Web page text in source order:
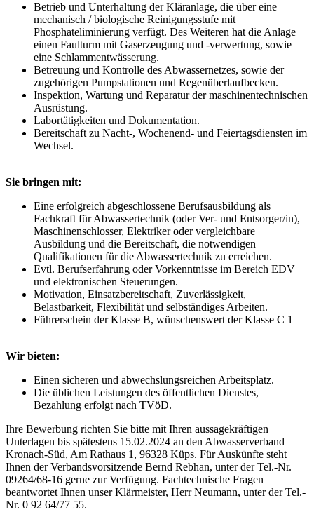
Betrieb und Unterhaltung der Kläranlage, die über eine
mechanisch / biologische Reinigungsstufe mit
Phosphateliminierung verfügt. Des Weiteren hat die Anlage
einen Faulturm mit Gaserzeugung und -verwertung, sowie
eine Schlammentwässerung.
Betreuung und Kontrolle des Abwassernetzes, sowie der
zugehörigen Pumpstationen und Regenüberlaufbecken.
Inspektion, Wartung und Reparatur der maschinentechnischen
Ausrüstung.
Labortätigkeiten und Dokumentation.
Bereitschaft zu Nacht-, Wochenend- und Feiertagsdiensten im
Wechsel.
Sie bringen mit:
Eine erfolgreich abgeschlossene Berufsausbildung als
Fachkraft für Abwassertechnik (oder Ver- und Entsorger/in),
Maschinenschlosser, Elektriker oder vergleichbare
Ausbildung und die Bereitschaft, die notwendigen
Qualifikationen für die Abwassertechnik zu erreichen.
Evtl. Berufserfahrung oder Vorkenntnisse im Bereich EDV
und elektronischen Steuerungen.
Motivation, Einsatzbereitschaft, Zuverlässigkeit,
Belastbarkeit, Flexibilität und selbständiges Arbeiten.
Führerschein der Klasse B, wünschenswert der Klasse C 1
Wir bieten:
Einen sicheren und abwechslungsreichen Arbeitsplatz.
Die üblichen Leistungen des öffentlichen Dienstes,
Bezahlung erfolgt nach TVöD.
Ihre Bewerbung richten Sie bitte mit Ihren aussagekräftigen
Unterlagen bis spätestens 15.02.2024 an den Abwasserverband
Kronach-Süd, Am Rathaus 1, 96328 Küps. Für Auskünfte steht
Ihnen der Verbandsvorsitzende Bernd Rebhan, unter der Tel.-Nr.
09264/68-16 gerne zur Verfügung. Fachtechnische Fragen
beantwortet Ihnen unser Klärmeister, Herr Neumann, unter der Tel.-
Nr. 0 92 64/77 55.